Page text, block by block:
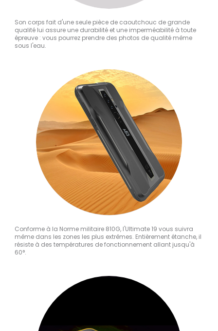
Son corps fait d'une seule pièce de caoutchouc de grande
qualité lui assure une durabilité et une imperméabilité à toute
épreuve : vous pourrez prendre des photos de qualité même
sous l'eau.
Conforme à la Norme militaire 810G, l'Ultimate 19 vous suivra
même dans les zones les plus extrêmes. Entièrement étanche, il
résiste à des températures de fonctionnement allant jusqu'à
60°.